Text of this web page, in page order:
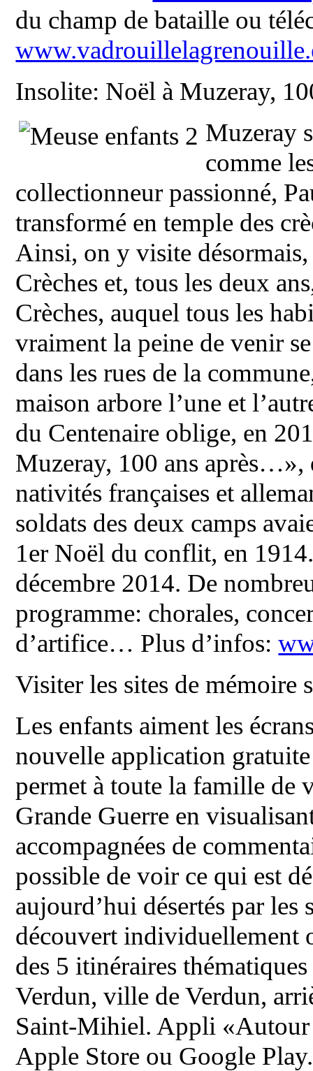
du champ de bataille ou
Insolite: Noël à Muzeray,
Muzeray
comme
collectionneur passionné,
transformé en temple des
Ainsi, on y visite désormais,
Crèches et, tous les deux
Crèches, auquel tous les
vraiment la peine de venir
dans les rues de la
maison arbore l’une et
du Centenaire oblige, en
Muzeray, 100 ans
nativités françaises et
soldats des deux camps
1er Noël du conflit, en
décembre 2014. De
programme: chorales,
d’artifice… Plus d’infos:
Visiter les sites de
Les enfants aiment les
nouvelle application
permet à toute la famille de
Grande Guerre en
accompagnées de
possible de voir ce qui est
aujourd’hui désertés par les
découvert individuellement
des 5 itinéraires
Verdun, ville de Verdun,
Saint-Mihiel. Appli «Autour
Apple Store ou Google Play.